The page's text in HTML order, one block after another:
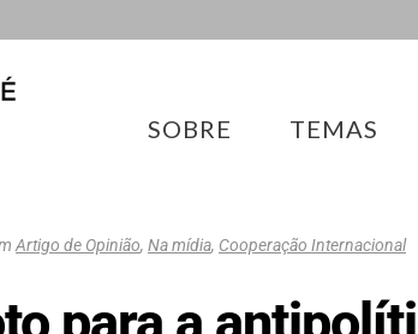
SOBRE TEMAS
Artigo de Opinião, Na mídia, Cooperação Internacional